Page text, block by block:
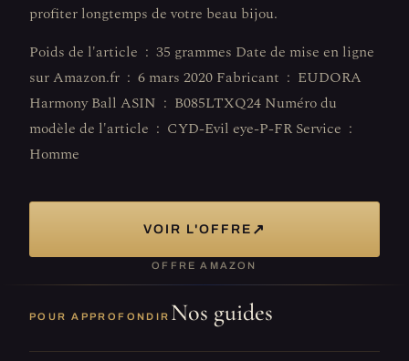
profiter longtemps de votre beau bijou.
Poids de l'article ‏ : ‎ 35 grammes Date de mise en ligne
sur Amazon.fr ‏ : ‎ 6 mars 2020 Fabricant ‏ : ‎ EUDORA
Harmony Ball ASIN ‏ : ‎ B085LTXQ24 Numéro du
modèle de l'article ‏ : ‎ CYD-Evil eye-P-FR Service ‏ : ‎
Homme
VOIR L'OFFRE ↗
OFFRE AMAZON
POUR APPROFONDIR Nos guides